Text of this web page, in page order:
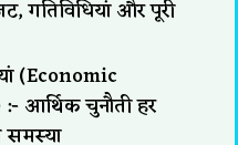
गतिविधियां और पूरी
(Economic
आर्थिक चुनौती हर
समस्या